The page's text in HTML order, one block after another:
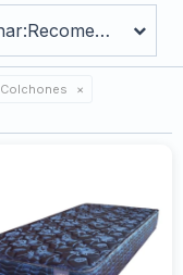
Recomendados
Colchones